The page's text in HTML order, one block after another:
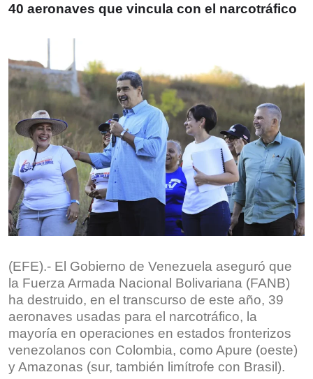
40 aeronaves que vincula con el narcotráfico
(EFE).- El Gobierno de Venezuela aseguró que
la Fuerza Armada Nacional Bolivariana (FANB)
ha destruido, en el transcurso de este año, 39
aeronaves usadas para el narcotráfico, la
mayoría en operaciones en estados fronterizos
venezolanos con Colombia, como Apure (oeste)
y Amazonas (sur, también limítrofe con Brasil).